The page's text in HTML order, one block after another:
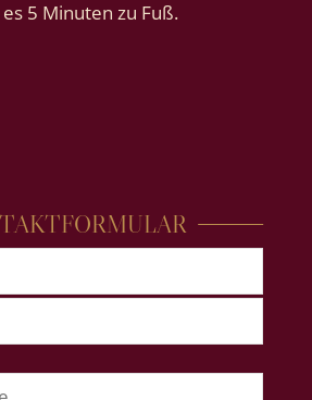
5 Minuten zu Fuß.